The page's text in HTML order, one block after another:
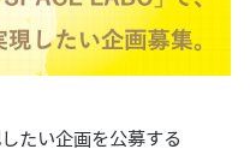
たい企画を公募する